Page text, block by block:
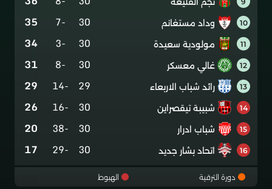
10 وداد مستغانم 30
-7
35
11 مولودية سعيدة 30
-3
34
12 غالي معسكر 30
-8
31
13 رائد شباب الاربعاء 29
-14
29
14 شبيبة تيقصراين 30
-16
26
15 شباب ادرار 30
-38
20
16 اتحاد بشار جديد 30
-29
17
دورة الترقية الهبوط